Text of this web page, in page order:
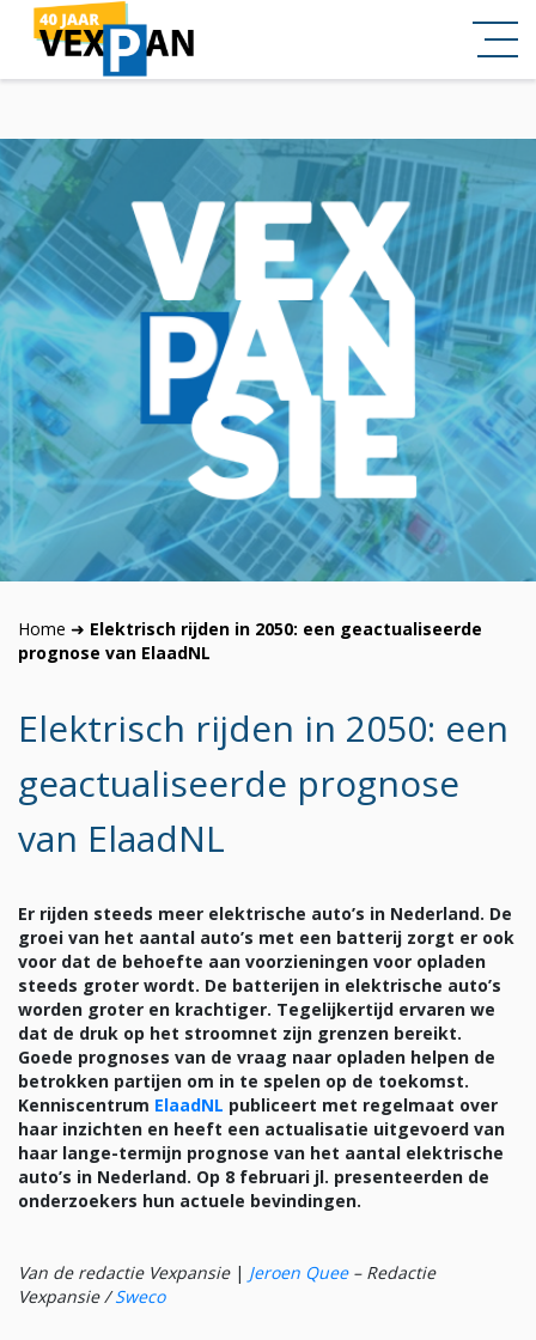
Home ➜ Elektrisch rijden in 2050: een geactualiseerde
prognose van ElaadNL
Elektrisch rijden in 2050: een
geactualiseerde prognose
van ElaadNL
Er rijden steeds meer elektrische auto’s in Nederland. De
groei van het aantal auto’s met een batterij zorgt er ook
voor dat de behoefte aan voorzieningen voor opladen
steeds groter wordt. De batterijen in elektrische auto’s
worden groter en krachtiger. Tegelijkertijd ervaren we
dat de druk op het stroomnet zijn grenzen bereikt.
Goede prognoses van de vraag naar opladen helpen de
betrokken partijen om in te spelen op de toekomst.
Kenniscentrum ElaadNL publiceert met regelmaat over
haar inzichten en heeft een actualisatie uitgevoerd van
haar lange-termijn prognose van het aantal elektrische
auto’s in Nederland. Op 8 februari jl. presenteerden de
onderzoekers hun actuele bevindingen.
Van de redactie Vexpansie| Jeroen Quee– Redactie
Vexpansie /Sweco